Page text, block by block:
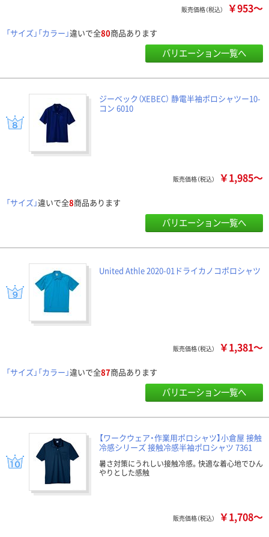
販売価格（税込） ￥953～
「サイズ」「カラー」違いで全80商品あります
バリエーション一覧へ
ジーベック（XEBEC） 静電半袖ポロシャツー10-
コン 6010
販売価格（税込） ￥1,985～
「サイズ」違いで全8商品あります
バリエーション一覧へ
United Athle 2020-01ドライカノコポロシャツ
販売価格（税込） ￥1,381～
「サイズ」「カラー」違いで全87商品あります
バリエーション一覧へ
【ワークウェア・作業用ポロシャツ】小倉屋 接触
冷感シリーズ 接触冷感半袖ポロシャツ 7361
暑さ対策にうれしい接触冷感。快適な着心地でひん
やりとした感触
販売価格（税込） ￥1,708～